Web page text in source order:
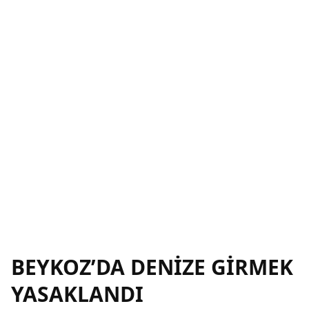
BEYKOZ’DA DENİZE GİRMEK
YASAKLANDI